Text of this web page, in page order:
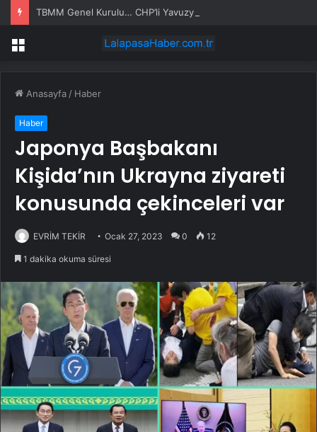
Menü
Anasayfa / Haber
Haber
Japonya Başbakanı
Kişida’nın Ukrayna ziyareti
konusunda çekinceleri var
EVRİM TEKİR Ocak 27, 2023 0 12
1 dakika okuma süresi